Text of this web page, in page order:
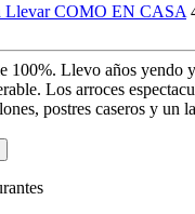
Llevar COMO EN CASA
100%. Llevo años yendo
Los arroces
postres caseros y un